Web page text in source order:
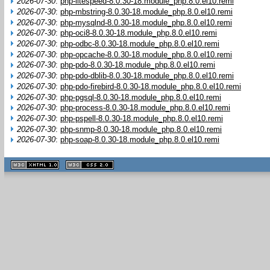
2026-07-30: php-mbstring-8.0.30-18.module_php.8.0.el10.remi
2026-07-30: php-mysqlnd-8.0.30-18.module_php.8.0.el10.remi
2026-07-30: php-oci8-8.0.30-18.module_php.8.0.el10.remi
2026-07-30: php-odbc-8.0.30-18.module_php.8.0.el10.remi
2026-07-30: php-opcache-8.0.30-18.module_php.8.0.el10.remi
2026-07-30: php-pdo-8.0.30-18.module_php.8.0.el10.remi
2026-07-30: php-pdo-dblib-8.0.30-18.module_php.8.0.el10.remi
2026-07-30: php-pdo-firebird-8.0.30-18.module_php.8.0.el10.remi
2026-07-30: php-pgsql-8.0.30-18.module_php.8.0.el10.remi
2026-07-30: php-process-8.0.30-18.module_php.8.0.el10.remi
2026-07-30: php-pspell-8.0.30-18.module_php.8.0.el10.remi
2026-07-30: php-snmp-8.0.30-18.module_php.8.0.el10.remi
2026-07-30: php-soap-8.0.30-18.module_php.8.0.el10.remi
XHTML
1.1 valide
2.0 valide